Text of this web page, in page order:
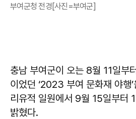
부여군청 전경[사진=부여군]
충남 부여군이 오는 8월 11일부
이었던 ‘2023 부여 문화재 야행
리유적 일원에서 9월 15일부터
밝혔다.